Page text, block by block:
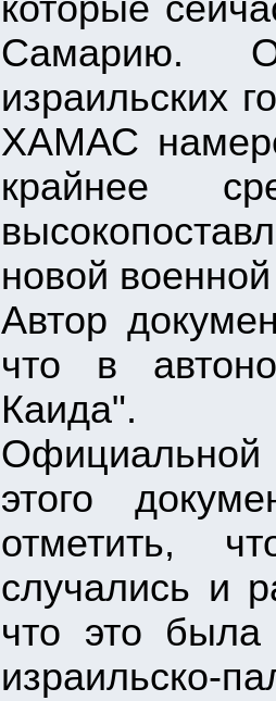
которые
Самарию.
израильских
ХАМАС
крайнее
новой
Автор
что в
Каида".
Официальной
этого
отметить,
случались и
что это была
израильско-